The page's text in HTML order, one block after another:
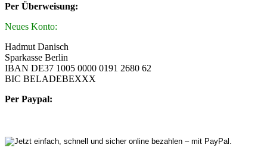
Per Überweisung:
Neues Konto:
Hadmut Danisch
Sparkasse Berlin
IBAN DE37 1005 0000 0191 2680 62
BIC BELADEBEXXX
Per Paypal: